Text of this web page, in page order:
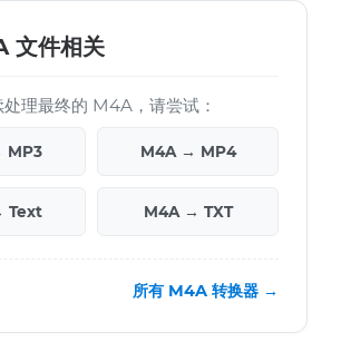
文件相关
理最终的 M4A，请尝试：
MP3 M4A → MP4
Text M4A → TXT
所有 M4A 转换器 →